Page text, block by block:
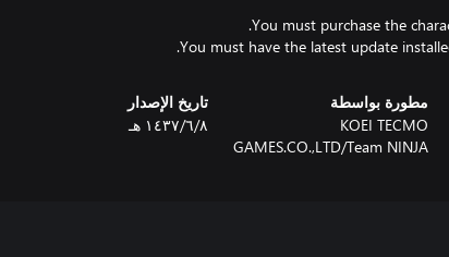
مطورة بواسطة
KOEI TECMO
GAMES.CO.,LTD/Team NINJA
تاريخ الإصدار
٨‏/٦‏/١٤٣٧ هـ